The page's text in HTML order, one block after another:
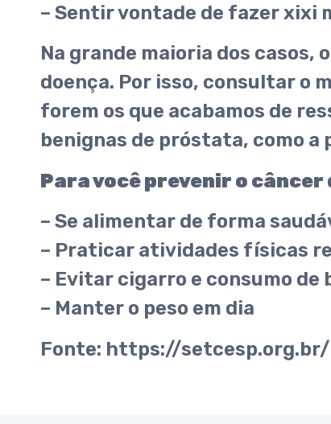
– Sentir vontade de fazer xixi
Na grande maioria dos casos,
doença. Por isso, consultar o
forem os que acabamos de
benignas de próstata, como
Para você prevenir o
– Se alimentar de forma
– Praticar atividades físicas
– Evitar cigarro e consumo de
– Manter o peso em dia
Fonte: https://